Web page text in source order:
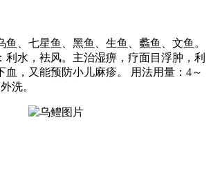
鱼、七星鱼、黑鱼、生鱼、蠡鱼、文鱼。
利水，袪风。主治湿痹，疗面目浮肿，利
血，又能预防小儿麻疹。 用法用量：4～
洗。